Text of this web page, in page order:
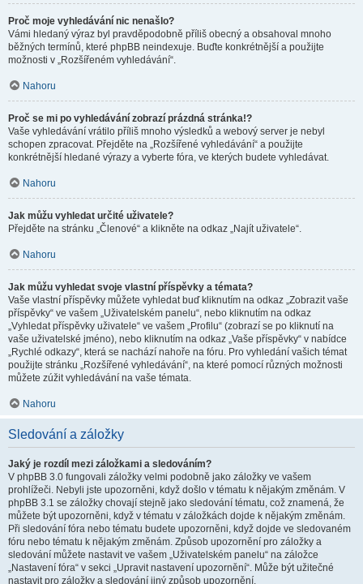
Proč moje vyhledávání nic nenašlo?
Vámi hledaný výraz byl pravděpodobně příliš obecný a obsahoval mnoho
běžných termínů, které phpBB neindexuje. Buďte konkrétnější a použijte
možnosti v „Rozšířeném vyhledávání“.
Nahoru
Proč se mi po vyhledávání zobrazí prázdná stránka!?
Vaše vyhledávání vrátilo příliš mnoho výsledků a webový server je nebyl
schopen zpracovat. Přejděte na „Rozšířené vyhledávání“ a použijte
konkrétnější hledané výrazy a vyberte fóra, ve kterých budete vyhledávat.
Nahoru
Jak můžu vyhledat určité uživatele?
Přejděte na stránku „Členové“ a klikněte na odkaz „Najít uživatele“.
Nahoru
Jak můžu vyhledat svoje vlastní příspěvky a témata?
Vaše vlastní příspěvky můžete vyhledat buď kliknutím na odkaz „Zobrazit vaše
příspěvky“ ve vašem „Uživatelském panelu“, nebo kliknutím na odkaz
„Vyhledat příspěvky uživatele“ ve vašem „Profilu“ (zobrazí se po kliknutí na
vaše uživatelské jméno), nebo kliknutím na odkaz „Vaše příspěvky“ v nabídce
„Rychlé odkazy“, která se nachází nahoře na fóru. Pro vyhledání vašich témat
použijte stránku „Rozšířené vyhledávání“, na které pomocí různých možnosti
můžete zúžit vyhledávání na vaše témata.
Nahoru
Sledování a záložky
Jaký je rozdíl mezi záložkami a sledováním?
V phpBB 3.0 fungovali záložky velmi podobně jako záložky ve vašem
prohlížeči. Nebyli jste upozorněni, když došlo v tématu k nějakým změnám. V
phpBB 3.1 se záložky chovají stejně jako sledování tématu, což znamená, že
můžete být upozorněni, když v tématu v záložkách dojde k nějakým změnám.
Při sledování fóra nebo tématu budete upozorněni, když dojde ve sledovaném
fóru nebo tématu k nějakým změnám. Způsob upozornění pro záložky a
sledování můžete nastavit ve vašem „Uživatelském panelu“ na záložce
„Nastavení fóra“ v sekci „Upravit nastavení upozornění“. Může být užitečné
nastavit pro záložky a sledování jiný způsob upozornění.